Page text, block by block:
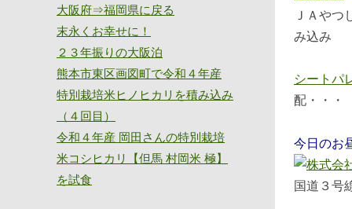
ＪＡや
み込み
シートパ
配・・・
今日のお
国道３
大阪府⇒福岡県に戻る
末永くお幸せに！
２３年振りの大阪泊
熊本市東区画図町で令和４年産
特別栽培米ヒノヒカリを積み込み
（４回目）
令和４年産 岡田さんの特別栽培
米コシヒカリ【但馬 村岡米 極】
を試食